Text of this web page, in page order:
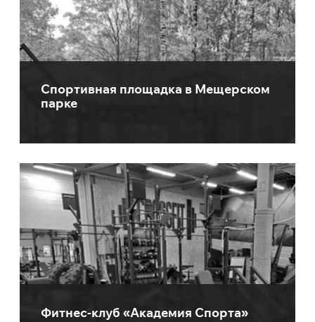
Спортивная площадка в Мещерском
парке
Фитнес-клуб «Академия Спорта»